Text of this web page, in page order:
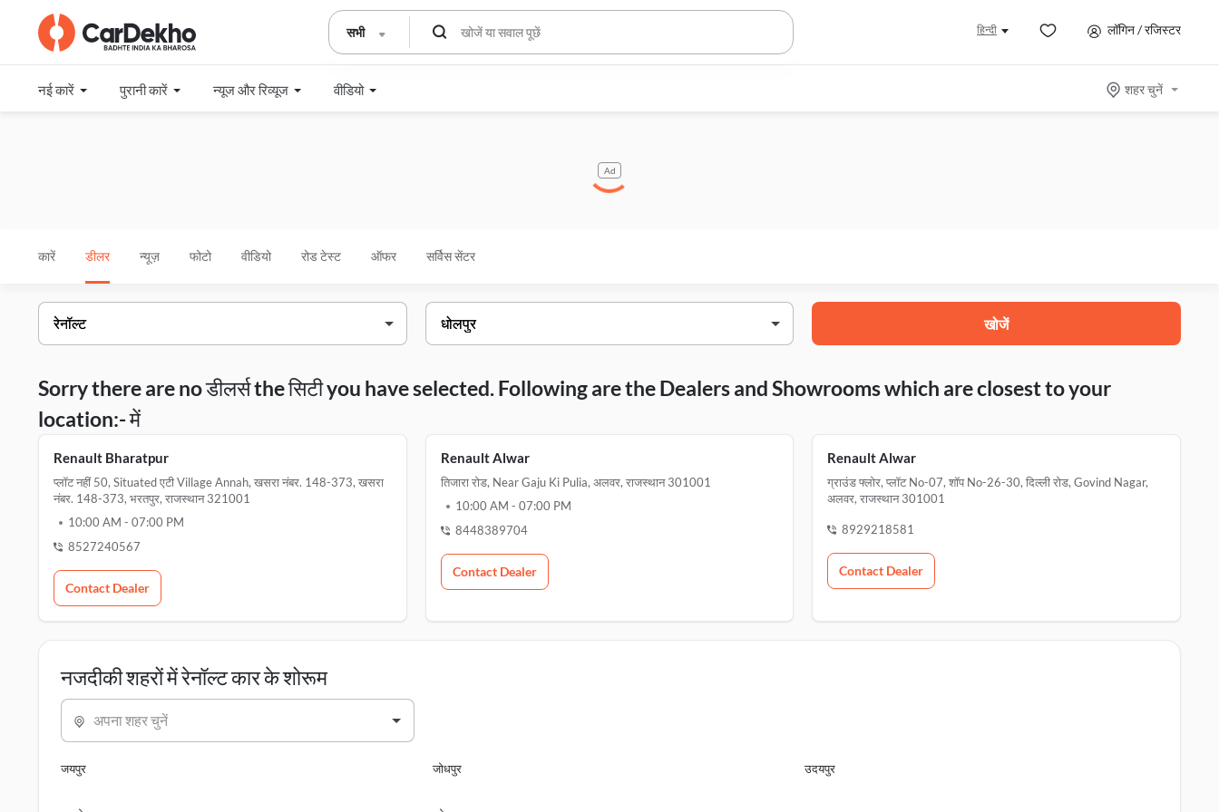
सभी हिन्दी लॉगिन / रजिस्टर
नई कारें पुरानी कारें न्यूज और रिव्यूज वीडियो शहर चुनें
Ad
कारें डीलर न्यूज़ फोटो वीडियो रोड टेस्ट ऑफर सर्विस सेंटर
खोजें
Sorry there are no डीलर्स the सिटी you have selected. Following are the Dealers and Showrooms which are closest to your
location:- में
Renault Bharatpur
प्लॉट नहीं 50, Situated एटी Village Annah, खसरा नंबर. 148-373, खसरा
नंबर. 148-373, भरतपुर, राजस्थान 321001
10:00 AM - 07:00 PM
8527240567
Contact Dealer
Renault Alwar
तिजारा रोड, Near Gaju Ki Pulia, अलवर, राजस्थान 301001
10:00 AM - 07:00 PM
8448389704
Contact Dealer
Renault Alwar
ग्राउंड फ्लोर, प्लॉट No-07, शॉप No-26-30, दिल्ली रोड, Govind Nagar,
अलवर, राजस्थान 301001
8929218581
Contact Dealer
नजदीकी शहरों में रेनॉल्ट कार के शोरूम
अपना शहर चुनें
जयपुर जोधपुर उदयपुर